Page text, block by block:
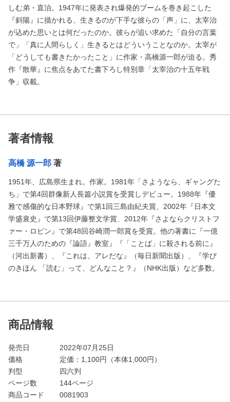
しむ弟・直治。1947年に発表され爆発的ブームを巻き起こした
『斜陽』に描かれる、生きるのが下手な彼らの「声」に、太宰治
が込めた思いとは何だったのか。彼らが追い求めた「自分の言葉
で」「真に人間らしく」生きるとはどういうことなのか。太宰が
「どうしても書きたかったこと」に作家・高橋源一郎が迫る。秀
作『散華』に焦点をあてた書下ろし特別章「太宰治の十五年戦
争」収載。
著者情報
高橋 源一郎 著
1951年、広島県生まれ。作家。1981年「さようなら、ギャングた
ち」で第4回群像新人長篇小説賞を受賞しデビュー。1988年『優
雅で感傷的な日本野球』で第1回三島由紀夫賞、2002年『日本文
学盛衰史』で第13回伊藤整文学賞、2012年『さよならクリストフ
ァー・ロビン』で第48回谷崎潤一郎賞を受賞。他の著書に『一億
三千万人のための『論語』教室』『「ことば」に殺される前に』
（河出新書）、『これは、アレだな』（毎日新聞出版）、『学び
のきほん 「読む」って、どんなこと？』（NHK出版）など多数。
商品情報
発売日
2022年07月25日
価格
定価： 1,100円（本体1,000円）
判型
四六判
ページ数
144ページ
商品コード
0081903